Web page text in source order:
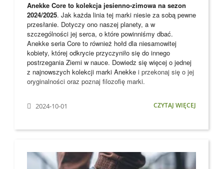
Anekke Core to kolekcja jesienno-zimowa na sezon
2024/2025. Jak każda linia tej marki niesie za sobą pewne
przesłanie. Dotyczy ono naszej planety, a w
szczególności jej serca, o które powinniśmy dbać.
Anekke seria Core to również hołd dla niesamowitej
kobiety, której odkrycie przyczyniło się do innego
postrzegania Ziemi w nauce. Dowiedz się więcej o jednej
z najnowszych kolekcji marki Anekke i przekonaj się o jej
oryginalności oraz poznaj filozofię marki.
2024-10-01 CZYTAJ WIĘCEJ